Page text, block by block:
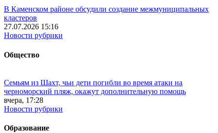
В Каменском районе обсудили создание межмуниципальных
кластеров
27.07.2026 15:16
Новости рубрики
Общество
Семьям из Шахт, чьи дети погибли во время атаки на
черноморский пляж, окажут дополнительную помощь
вчера, 17:28
Новости рубрики
Образование